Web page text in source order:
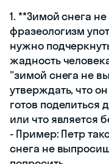
1. **Зимой снега
фразеологизм
нужно
жадность
"зимой снега не
утверждать, что
готов поделиться
или что является
- Пример: Петр
снега не